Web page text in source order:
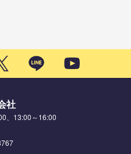
社
、13:00～16:00